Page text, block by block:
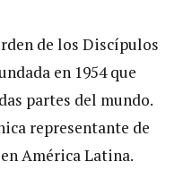
de los Discípulos
en 1954 que
partes del mundo.
representante de
América Latina.